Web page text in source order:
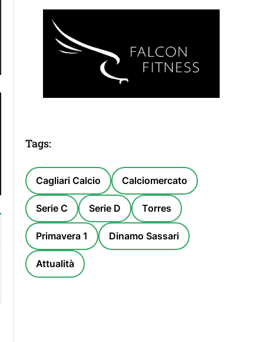
Tags:
Cagliari Calcio Calciomercato
Serie C Serie D Torres
Primavera 1 Dinamo Sassari
Attualità